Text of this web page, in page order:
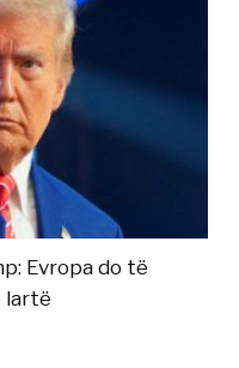
Evropa do të
lartë